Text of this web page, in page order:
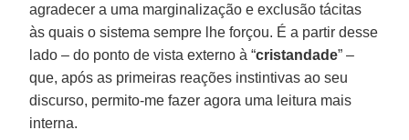
agradecer a uma marginalização e exclusão tácitas
às quais o sistema sempre lhe forçou. É a partir desse
lado – do ponto de vista externo à “cristandade” –
que, após as primeiras reações instintivas ao seu
discurso, permito-me fazer agora uma leitura mais
interna.